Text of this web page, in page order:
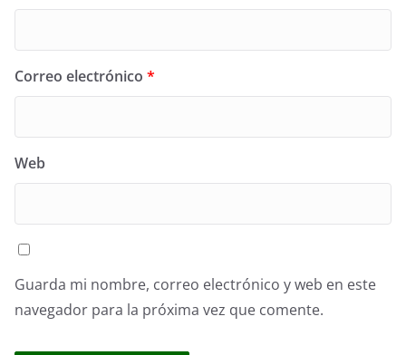
Correo electrónico *
Web
Guarda mi nombre, correo electrónico y web en este
navegador para la próxima vez que comente.